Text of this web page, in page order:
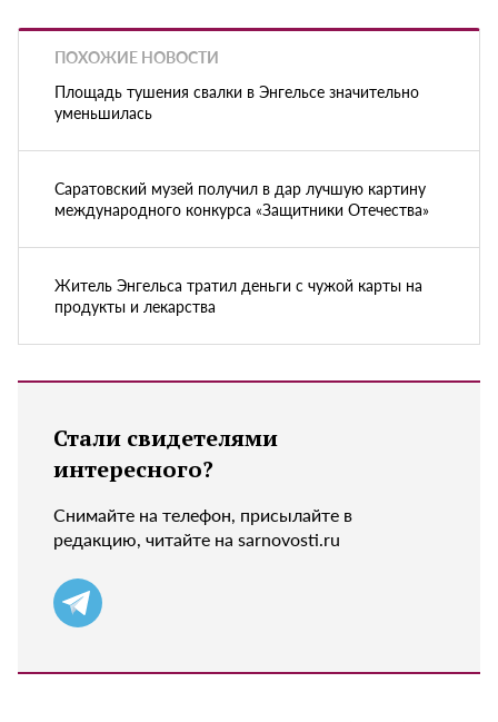
ПОХОЖИЕ НОВОСТИ
Площадь тушения свалки в Энгельсе значительно
уменьшилась
Саратовский музей получил в дар лучшую картину
международного конкурса «Защитники Отечества»
Житель Энгельса тратил деньги с чужой карты на
продукты и лекарства
Стали свидетелями
интересного?
Снимайте на телефон, присылайте в
редакцию, читайте на sarnovosti.ru